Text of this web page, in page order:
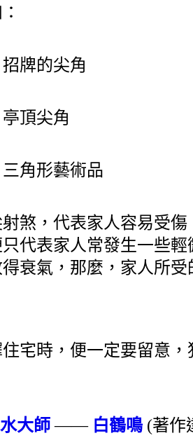
尖角
角
藝術品
，代表家人容易受傷
代表家人常發生一些
衰氣，那麼，家人所
宅時，便一定要留意
大師—— 白鶴鳴(著作